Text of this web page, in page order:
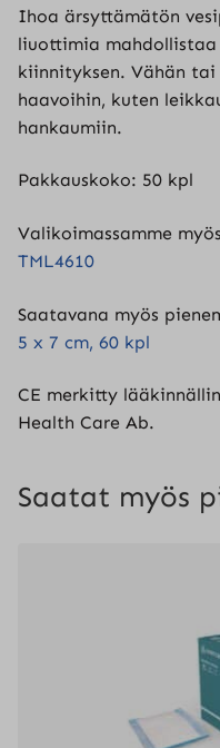
Ihoa ärsyttämätön
liuottimia
kiinnityksen. Vähän
haavoihin, kuten
hankaumiin.
Pakkauskoko: 50 kpl
Valikoimassamme
TML4610
Saatavana myös
5 x 7 cm, 60 kpl
CE merkitty
Health Care Ab.
Saatat myös